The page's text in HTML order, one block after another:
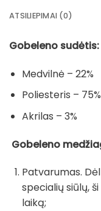
ATSILIEPIMAI (0)
Gobeleno sudėtis:
Medvilnė – 22%
Poliesteris – 75%
Akrilas – 3%
Gobeleno
Patvarumas.
specialių siūlų,
laiką;